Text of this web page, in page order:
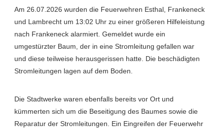
Am 26.07.2026 wurden die Feuerwehren Esthal, Frankeneck
und Lambrecht um 13:02 Uhr zu einer größeren Hilfeleistung
nach Frankeneck alarmiert. Gemeldet wurde ein
umgestürzter Baum, der in eine Stromleitung gefallen war
und diese teilweise herausgerissen hatte. Die beschädigten
Stromleitungen lagen auf dem Boden.
Die Stadtwerke waren ebenfalls bereits vor Ort und
kümmerten sich um die Beseitigung des Baumes sowie die
Reparatur der Stromleitungen. Ein Eingreifen der Feuerwehr